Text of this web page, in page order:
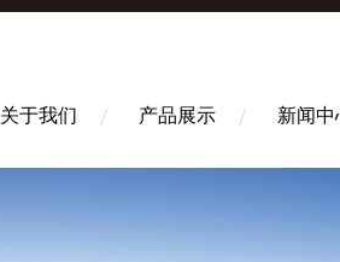
关于我们 产品展示 新闻中